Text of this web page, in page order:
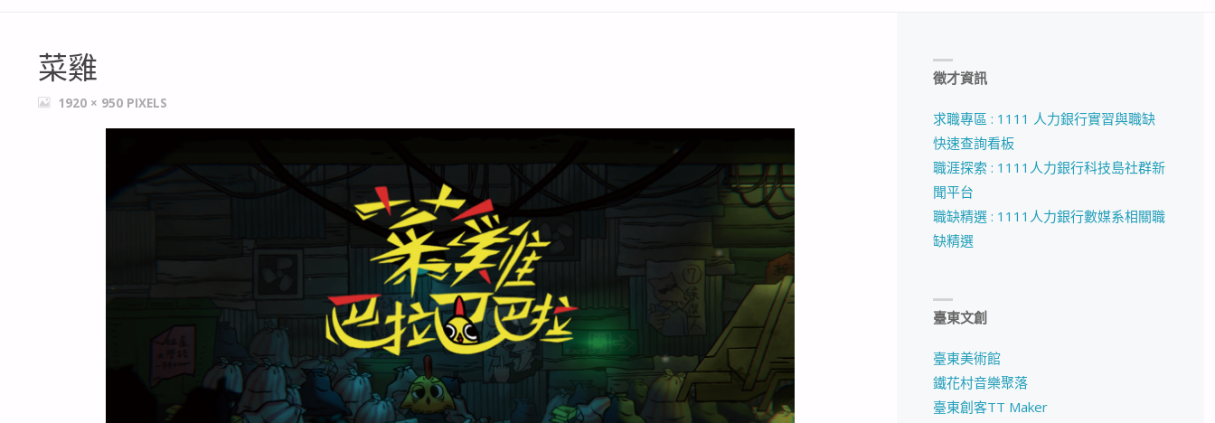
菜雞
FULL1920 × 950 PIXELS
徵才資訊
求職專區 : 1111 人力銀行實習與職缺
快速查詢看板
職涯探索 : 1111人力銀行科技島社群新
聞平台
職缺精選 : 1111人力銀行數媒系相關職
缺精選
臺東文創
臺東美術館
鐵花村音樂聚落
臺東創客TT Maker